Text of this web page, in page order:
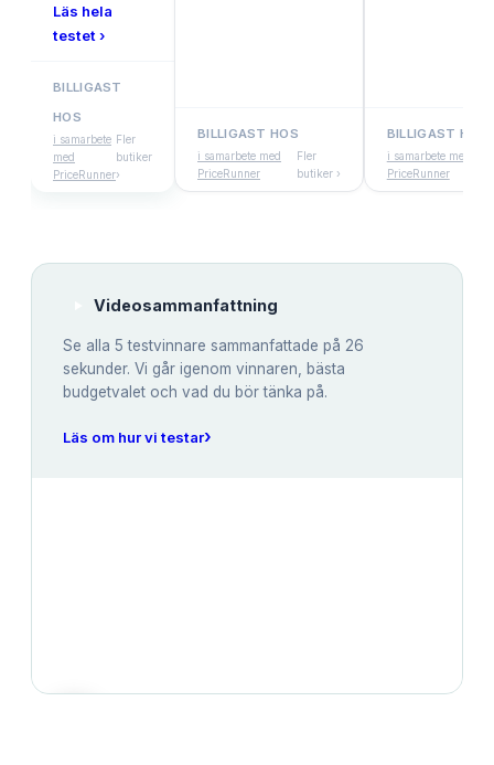
Läs hela
testet ›
BILLIGAST
HOS
i samarbete
med
PriceRunner
Fler
butiker
›
BILLIGAST HOS
i samarbete med
PriceRunner
Fler
butiker ›
BILLIGAST HOS
i samarbete med
PriceRunner
Videosammanfattning
Se alla 5 testvinnare sammanfattade på 26
sekunder. Vi går igenom vinnaren, bästa
budgetvalet och vad du bör tänka på.
Läs om hur vi testar›